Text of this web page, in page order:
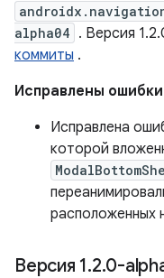
alpha04 . Версия
коммиты .
Исправлены ошибки
Исправлена
которой
расположенных
Версия 1.2.0-